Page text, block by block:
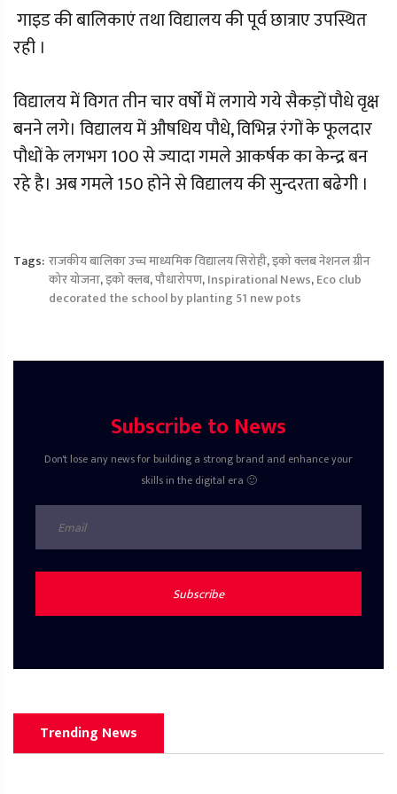
गाइड की बालिकाएं तथा विद्यालय की पूर्व छात्राए उपस्थित
रही ।
विद्यालय में विगत तीन चार वर्षों में लगाये गये सैकड़ों पौधे वृक्ष
बनने लगे। विद्यालय में औषधिय पौधे, विभिन्न रंगों के फूलदार
पौधों के लगभग 100 से ज्यादा गमले आकर्षक का केन्द्र बन
रहे है। अब गमले 150 होने से विद्यालय की सुन्दरता बढेगी ।
Tags: राजकीय बालिका उच्च माध्यमिक विद्यालय सिरोही,इको क्लब नेशनल ग्रीन
कोर योजना,इको क्लब,पौधारोपण,Inspirational News,Eco club
decorated the school by planting 51 new pots
Subscribe to News
Don't lose any news for building a strong brand and enhance your
skills in the digital era 🙂
Subscribe
Trending News